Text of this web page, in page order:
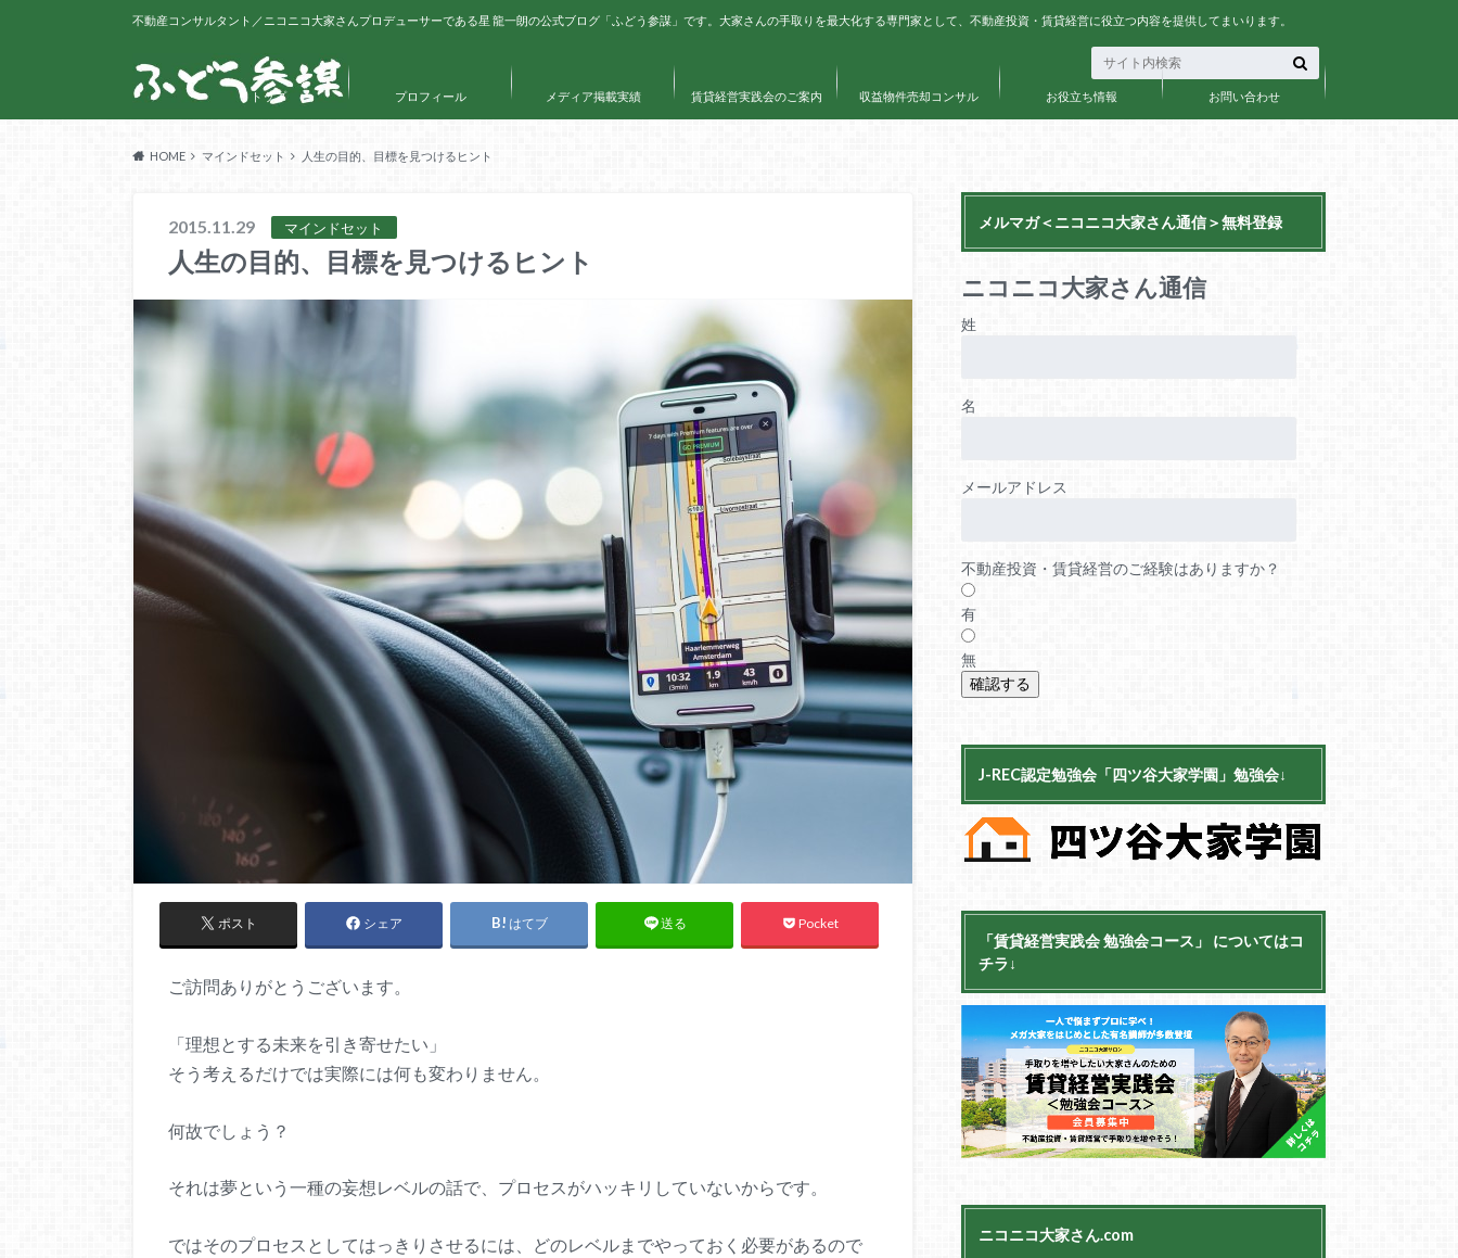
不動産コンサルタント／ニコニコ大家さんプロデューサーである星 龍一朗の公式ブログ「ふどう参謀」です。大家さんの手取りを最大化する専門家として、不動産投資・賃貸経営に役立つ内容を提供してまいります。
トップ プロフィール メディア掲載実績 賃貸経営実践会のご案内 収益物件売却コンサル お役立ち情報 お問い合わせ
HOME マインドセット 人生の目的、目標を見つけるヒント
2015.11.29 マインドセット
人生の目的、目標を見つけるヒント
ポスト シェア はてブ 送る Pocket
ご訪問ありがとうございます。
「理想とする未来を引き寄せたい」
そう考えるだけでは実際には何も変わりません。
何故でしょう？
それは夢という一種の妄想レベルの話で、プロセスがハッキリしていないからです。
ではそのプロセスとしてはっきりさせるには、どのレベルまでやっておく必要があるので
メルマガ＜ニコニコ大家さん通信＞無料登録
ニコニコ大家さん通信
姓
名
メールアドレス
不動産投資・賃貸経営のご経験はありますか？
有
無
J-REC認定勉強会「四ツ谷大家学園」勉強会↓
「賃貸経営実践会 勉強会コース」 についてはコ
チラ↓
ニコニコ大家さん.com